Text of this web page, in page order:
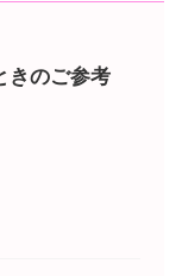
きのご参考